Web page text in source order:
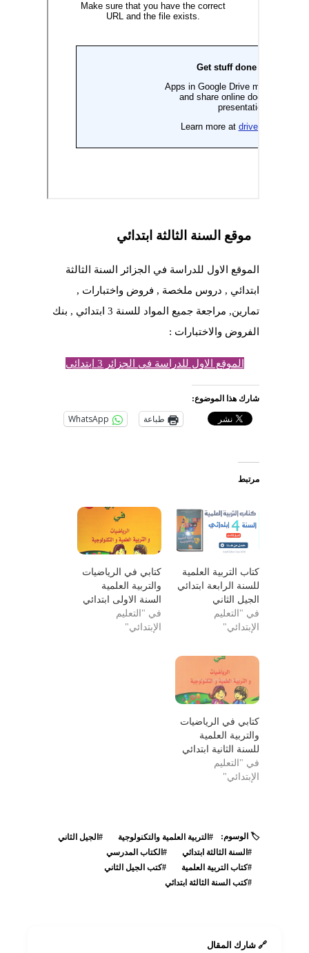
موقع السنة الثالثة ابتدائي
الموقع الاول للدراسة في الجزائر السنة الثالثة
ابتدائي , دروس ملخصة , فروض واختبارات ,
تمارين, مراجعة جميع المواد للسنة 3 ابتدائي , بنك
الفروض والاختبارات :
الموقع الاول للدراسة في الجزائر 3 ابتدائي
شارك هذا الموضوع:
طباعة WhatsApp
مرتبط
كتاب التربية العلمية
للسنة الرابعة ابتدائي
الجيل الثاني
في "التعليم
الإبتدائي"
كتابي في الرياضيات
والتربية العلمية
السنة الاولى ابتدائي
في "التعليم
الإبتدائي"
كتابي في الرياضيات
والتربية العلمية
للسنة الثانية ابتدائي
في "التعليم
الإبتدائي"
🏷️ الوسوم: #التربية العلمية والتكنولوجية
#الجيل الثاني
#السنة الثالثة ابتدائي
#الكتاب المدرسي
#كتاب التربية العلمية
#كتب الجيل الثاني
#كتب السنة الثالثة ابتدائي
🔗 شارك المقال